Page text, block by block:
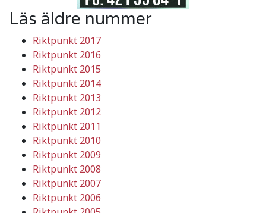
Läs äldre nummer
Riktpunkt 2017
Riktpunkt 2016
Riktpunkt 2015
Riktpunkt 2014
Riktpunkt 2013
Riktpunkt 2012
Riktpunkt 2011
Riktpunkt 2010
Riktpunkt 2009
Riktpunkt 2008
Riktpunkt 2007
Riktpunkt 2006